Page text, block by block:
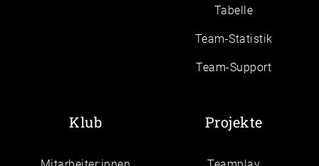
Tabelle
Team-Statistik
Team-Support
Klub Projekte